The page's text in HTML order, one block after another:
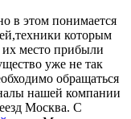
в этом понимается
которым
их место прибыли
уже не так
обращаться
нашей компании
Москва. С